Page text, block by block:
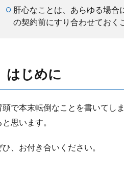
探
容
3.1
探偵
業務
の定
4
肝心なことは、あらゆる場合
の契約前にすり合わせておく
はじめに
頭で本末転倒なことを書いてし
と思います。
ひ、お付き合いください。